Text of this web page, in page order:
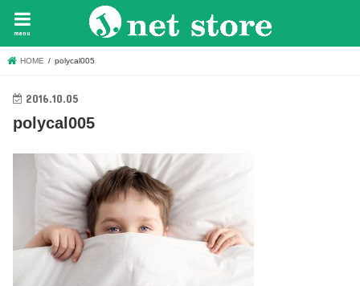
menu
HOME polycal005
2016.10.05
polycal005